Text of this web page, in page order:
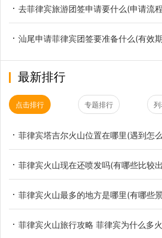
去菲律宾旅游团签申请要什么(申请流
汕尾申请菲律宾团签要准备什么(有效
最新排行
点击排行 专题排行
菲律宾塔吉尔火山位置在哪里(遇到怎
菲律宾火山现在还喷发吗(有哪些比较
菲律宾火山最多的地方是哪里(有哪些
菲律宾火山旅行攻略 菲律宾为什么多